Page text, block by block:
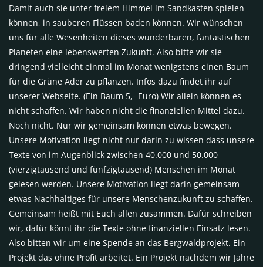
Damit auch sie unter freiem Himmel im Sandkasten spielen
können, in sauberen Flüssen baden können. Wir wünschen
uns für alle Wesenheiten dieses wunderbaren, fantastischen
Planeten eine lebenswerten Zukunft. Also bitte wir sie
dringend vielleicht einmal im Monat wenigstens einen Baum
für die Grüne Ader zu pflanzen. Infos dazu findet ihr auf
unserer Webseite. (Ein Baum 5,- Euro) Wir allein können es
nicht schaffen. Wir haben nicht die finanziellen Mittel dazu.
Noch nicht. Nur wir gemeinsam können etwas bewegen.
Unsere Motivation liegt nicht nur darin zu wissen dass unsere
Texte von im Augenblick zwischen 40.000 und 50.000
(vierzigtausend und fünfzigtausend) Menschen im Monat
gelesen werden. Unsere Motivation liegt darin gemeinsam
etwas Nachhaltiges für unsere Menschenzukunft zu schaffen.
Gemeinsam heißt mit Euch allen zusammen. Dafür schreiben
wir, dafür könnt ihr die Texte ohne finanziellen Einsatz lesen.
Also bitten wir um eine Spende an das Bergwaldprojekt. Ein
Projekt das ohne Profit arbeitet. Ein Projekt nachdem wir Jahre